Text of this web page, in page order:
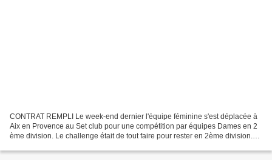
CONTRAT REMPLI Le week-end dernier l'équipe féminine s'est déplacée à
Aix en Provence au Set club pour une compétition par équipes Dames en 2
ème division. Le challenge était de tout faire pour rester en 2ème division.